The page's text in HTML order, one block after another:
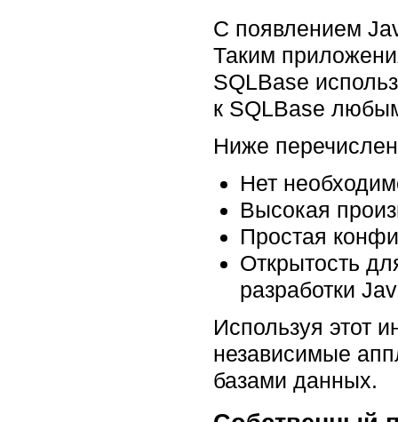
С появлением
Таким
SQLBase
к SQLBase
Ниже
Нет
Высокая
Простая
Открытость
разработки
Используя этот
независимые
базами данных.